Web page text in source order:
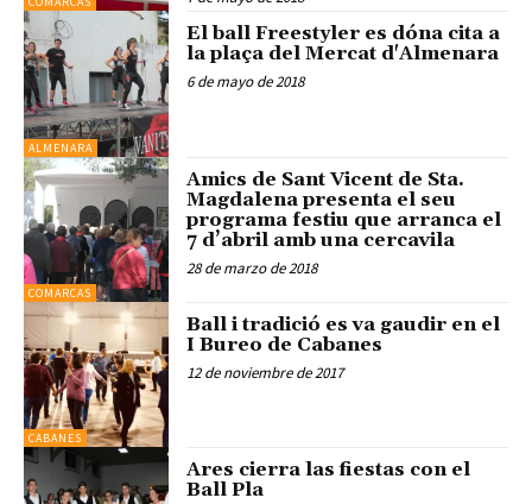
ALMENARA
El ball Freestyler es dóna cita a
la plaça del Mercat d'Almenara
6 de mayo de 2018
COMARCAS
Amics de Sant Vicent de Sta.
Magdalena presenta el seu
programa festiu que arranca el
7 d’abril amb una cercavila
28 de marzo de 2018
CABANES
Ball i tradició es va gaudir en el
I Bureo de Cabanes
12 de noviembre de 2017
Ares cierra las fiestas con el
Ball Pla